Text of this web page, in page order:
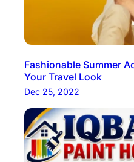
Fashionable Summer
Your Travel Look
Dec 25, 2022